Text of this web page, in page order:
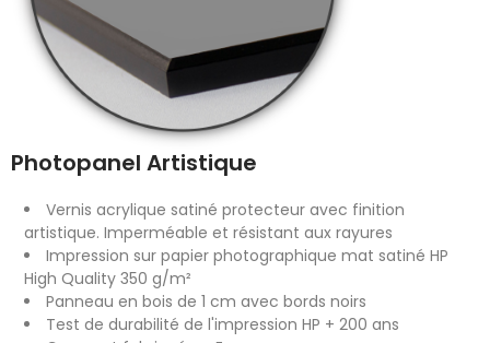
Photopanel Artistique
Vernis acrylique satiné protecteur avec finition
artistique. Imperméable et résistant aux rayures
Impression sur papier photographique mat satiné HP
High Quality 350 g/m²
Panneau en bois de 1 cm avec bords noirs
Test de durabilité de l'impression HP + 200 ans